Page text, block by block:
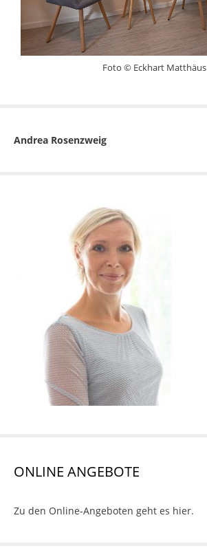
Foto © Eckhart Matthäus
Andrea Rosenzweig
ONLINE ANGEBOTE
Zu den Online-Angeboten geht es hier.